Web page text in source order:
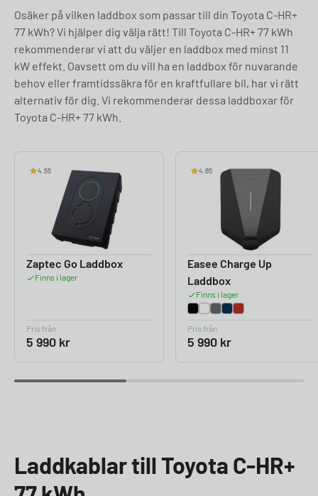
Osäker på vilken laddbox som passar till din Toyota C-HR+
77 kWh? Vi hjälper dig välja rätt! Till Toyota C-HR+ 77 kWh
rekommenderar vi att du väljer en laddbox med minst 11
kW effekt. Oavsett om du vill ha en laddbox för nuvarande
behov eller framtidssäkra för en kraftfullare bil, har vi rätt
alternativ för dig. Vi rekommenderar dessa laddboxar för
Toyota C-HR+ 77 kWh.
4.55
Zaptec Go Laddbox
Finns i lager
Pris från
5 990 kr
4.65
Easee Charge Up
Laddbox
Finns i lager
Pris från
5 990 kr
Laddkablar till Toyota C-HR+